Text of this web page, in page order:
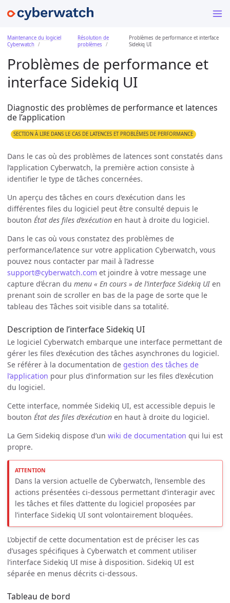
Maintenance du logiciel
Cyberwatch
Résolution de
problèmes
Problèmes de performance et interface
Sidekiq UI
Problèmes de performance et
interface Sidekiq UI
Diagnostic des problèmes de performance et latences
de l’application
SECTION À LIRE DANS LE CAS DE LATENCES ET PROBLÈMES DE PERFORMANCE
Dans le cas où des problèmes de latences sont constatés dans
l’application Cyberwatch, la première action consiste à
identifier le type de tâches concernées.
Un aperçu des tâches en cours d’exécution dans les
différentes files du logiciel peut être consulté depuis le
bouton État des files d’exécution en haut à droite du logiciel.
Dans le cas où vous constatez des problèmes de
performance/latence sur votre application Cyberwatch, vous
pouvez nous contacter par mail à l’adresse
support@cyberwatch.com et joindre à votre message une
capture d’écran du menu « En cours » de l’interface Sidekiq UIen
prenant soin de scroller en bas de la page de sorte que le
tableau des Tâches soit visible dans sa totalité.
Description de l’interface Sidekiq UI
Le logiciel Cyberwatch embarque une interface permettant de
gérer les files d’exécution des tâches asynchrones du logiciel.
Se référer à la documentation de gestion des tâches de
l’application pour plus d’information sur les files d’exécution
du logiciel.
Cette interface, nommée Sidekiq UI, est accessible depuis le
bouton État des files d’exécution en haut à droite du logiciel.
La Gem Sidekiq dispose d’un wiki de documentation qui lui est
propre.
Dans la version actuelle de Cyberwatch, l’ensemble des
actions présentées ci-dessous permettant d’interagir avec
les tâches et files d’attente du logiciel proposées par
l’interface Sidekiq UI sont volontairement bloquées.
L’objectif de cette documentation est de préciser les cas
d’usages spécifiques à Cyberwatch et comment utiliser
l’interface Sidekiq UI mise à disposition. Sidekiq UI est
séparée en menus décrits ci-dessous.
Tableau de bord